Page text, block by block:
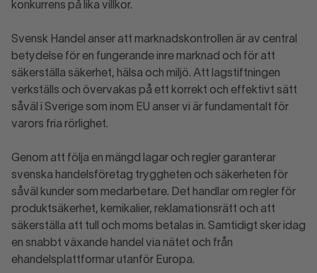
konkurrens på lika villkor.
Svensk Handel anser att marknadskontrollen är av central
betydelse för en fungerande inre marknad och för att
säkerställa säkerhet, hälsa och miljö. Att lagstiftningen
verkställs och övervakas på ett korrekt och effektivt sätt
såväl i Sverige som inom EU anser vi är fundamentalt för
varors fria rörlighet.
Genom att följa en mängd lagar och regler garanterar
svenska handelsföretag tryggheten och säkerheten för
såväl kunder som medarbetare. Det handlar om regler för
produktsäkerhet, kemikalier, reklamationsrätt och att
säkerställa att tull och moms betalas in. Samtidigt sker idag
en snabbt växande handel via nätet och från
ehandelsplattformar utanför Europa.